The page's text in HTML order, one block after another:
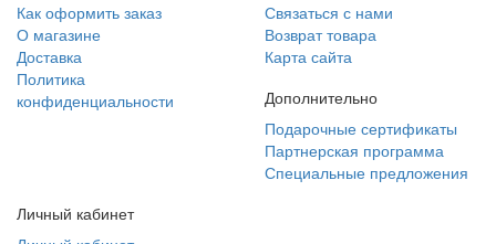
Как оформить заказ
О магазине
Доставка
Политика
конфиденциальности
Связаться с нами
Возврат товара
Карта сайта
Дополнительно
Подарочные сертификаты
Партнерская программа
Специальные предложения
Личный кабинет